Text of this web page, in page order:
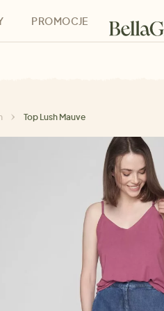
PROMOCJE
Top Lush Mauve